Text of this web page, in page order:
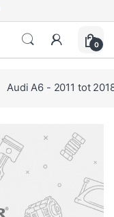
0
Audi A6 - 2011 tot